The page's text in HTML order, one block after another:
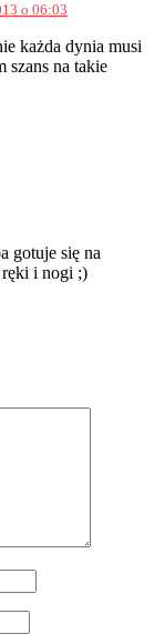
o 06:03
każda dynia musi
szans na takie
gotuje się na
ręki i nogi ;)